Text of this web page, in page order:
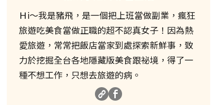
Ｈi～我是豬飛，是一個把上班當做副業，瘋狂
旅遊吃美食當做正職的超不認真女子！因為熱
愛旅遊，常常把飯店當家到處探索新鮮事，致
力於挖掘全台各地隱藏版美食跟祕境，得了一
種不想工作，只想去旅遊的病。